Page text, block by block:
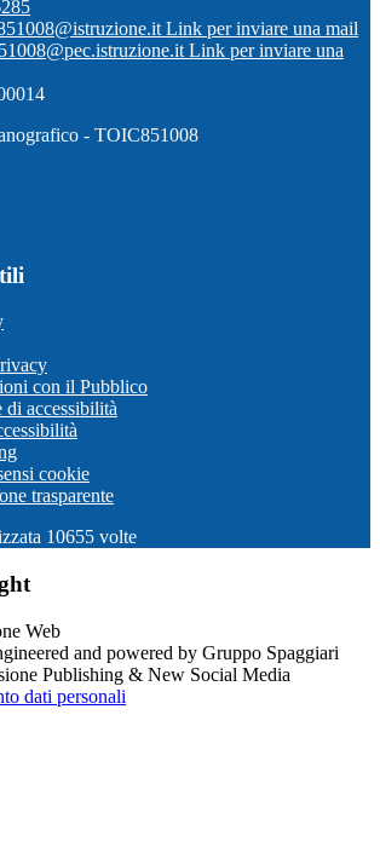
Link per inviare una mail
Link per inviare una
- TOIC851008
con il Pubblico
di accessibilità
cookie
trasparente
10655 volte
and powered by Gruppo Spaggiari
Publishing & New Social Media
dati personali